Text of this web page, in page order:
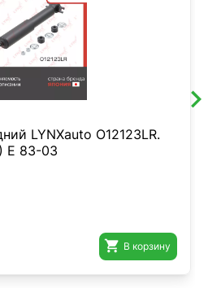
LYNXauto O12123LR.
E 83-03
 В корзину